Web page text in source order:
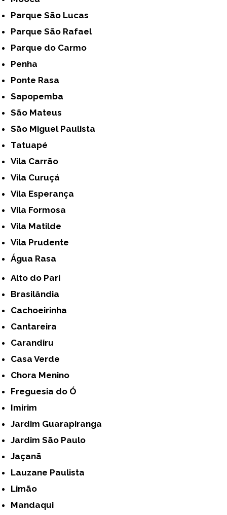
Parque São Lucas
Parque São Rafael
Parque do Carmo
Penha
Ponte Rasa
Sapopemba
São Mateus
São Miguel Paulista
Tatuapé
Vila Carrão
Vila Curuçá
Vila Esperança
Vila Formosa
Vila Matilde
Vila Prudente
Água Rasa
Alto do Pari
Brasilândia
Cachoeirinha
Cantareira
Carandiru
Casa Verde
Chora Menino
Freguesia do Ó
Imirim
Jardim Guarapiranga
Jardim São Paulo
Jaçanã
Lauzane Paulista
Limão
Mandaqui